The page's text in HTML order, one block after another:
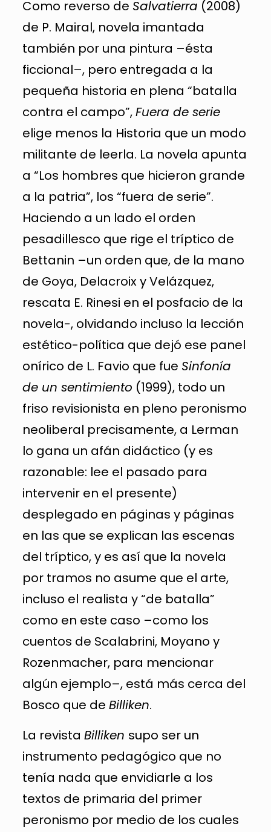
Como reverso de Salvatierra (2008)
de P. Mairal, novela imantada
también por una pintura –ésta
ficcional–, pero entregada a la
pequeña historia en plena “batalla
contra el campo”,Fuera de serie
elige menos la Historia que un modo
militante de leerla. La novela apunta
a “Los hombres que hicieron grande
a la patria”, los “fuera de serie”.
Haciendo a un lado el orden
pesadillesco que rige el tríptico de
Bettanin –un orden que, de la mano
de Goya, Delacroix y Velázquez,
rescata E. Rinesi en el posfacio de la
novela-, olvidando incluso la lección
estético-política que dejó ese panel
onírico de L. Favio que fue Sinfonía
de un sentimiento (1999), todo un
friso revisionista en pleno peronismo
neoliberal precisamente, a Lerman
lo gana un afán didáctico (y es
razonable: lee el pasado para
intervenir en el presente)
desplegado en páginas y páginas
en las que se explican las escenas
del tríptico, y es así que la novela
por tramos no asume que el arte,
incluso el realista y “de batalla”
como en este caso –como los
cuentos de Scalabrini, Moyano y
Rozenmacher, para mencionar
algún ejemplo–, está más cerca del
Bosco que de Billiken.
La revista Billiken supo ser un
instrumento pedagógico que no
tenía nada que envidiarle a los
textos de primaria del primer
peronismo por medio de los cuales